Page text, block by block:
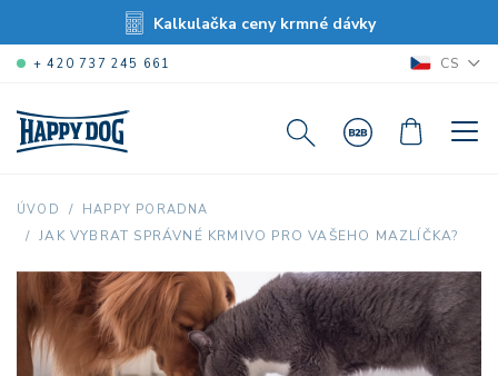
Kalkulačka ceny krmné dávky
+ 420 737 245 661 CS
ÚVOD HAPPY PORADNA
JAK VYBRAT SPRÁVNÉ KRMIVO PRO VAŠEHO MAZLÍČKA?